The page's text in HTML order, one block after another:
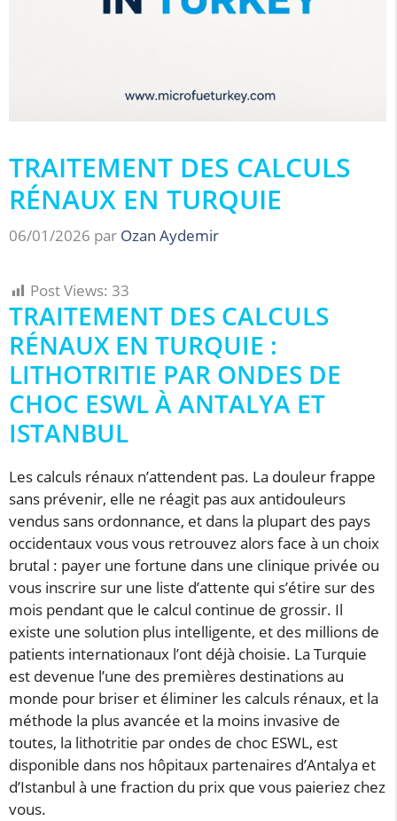
TRAITEMENT DES CALCULS
RÉNAUX EN TURQUIE
06/01/2026 par Ozan Aydemir
Post Views: 33
TRAITEMENT DES CALCULS
RÉNAUX EN TURQUIE :
LITHOTRITIE PAR ONDES DE
CHOC ESWL À ANTALYA ET
ISTANBUL
Les calculs rénaux n’attendent pas. La douleur frappe
sans prévenir, elle ne réagit pas aux antidouleurs
vendus sans ordonnance, et dans la plupart des pays
occidentaux vous vous retrouvez alors face à un choix
brutal : payer une fortune dans une clinique privée ou
vous inscrire sur une liste d’attente qui s’étire sur des
mois pendant que le calcul continue de grossir. Il
existe une solution plus intelligente, et des millions de
patients internationaux l’ont déjà choisie. La Turquie
est devenue l’une des premières destinations au
monde pour briser et éliminer les calculs rénaux, et la
méthode la plus avancée et la moins invasive de
toutes, la lithotritie par ondes de choc ESWL, est
disponible dans nos hôpitaux partenaires d’Antalya et
d’Istanbul à une fraction du prix que vous paieriez chez
vous.